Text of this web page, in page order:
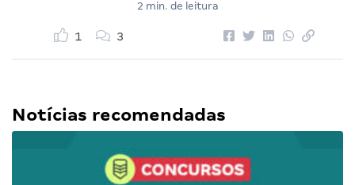
2 min. de leitura
1 3
Notícias recomendadas